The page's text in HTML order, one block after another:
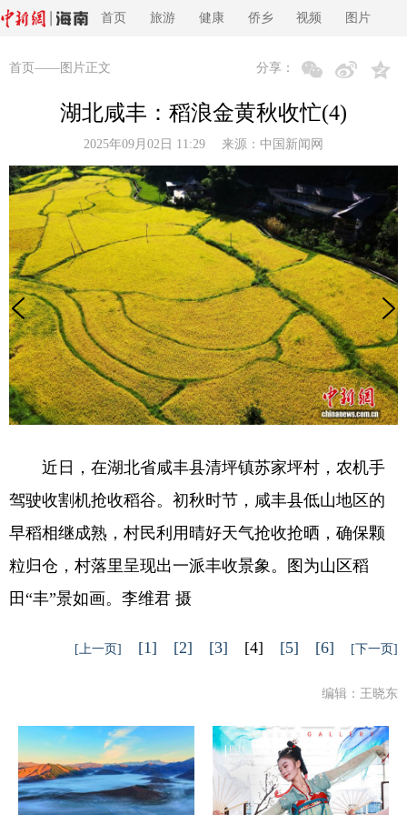
首页 旅游 健康 侨乡 视频 图片
首页 ——图片正文 分享：
湖北咸丰：稻浪金黄秋收忙(4)
2025年09月02日 11:29 来源： 中国新闻网
近日，在湖北省咸丰县清坪镇苏家坪村，农机手
驾驶收割机抢收稻谷。初秋时节，咸丰县低山地区的
早稻相继成熟，村民利用晴好天气抢收抢晒，确保颗
粒归仓，村落里呈现出一派丰收景象。图为山区稻
田“丰”景如画。李维君 摄
[上一页] [1] [2] [3] [4] [5] [6] [下一页]
编辑：王晓东